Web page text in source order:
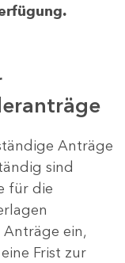
Anträge
sind
für die
ein,
Frist zur